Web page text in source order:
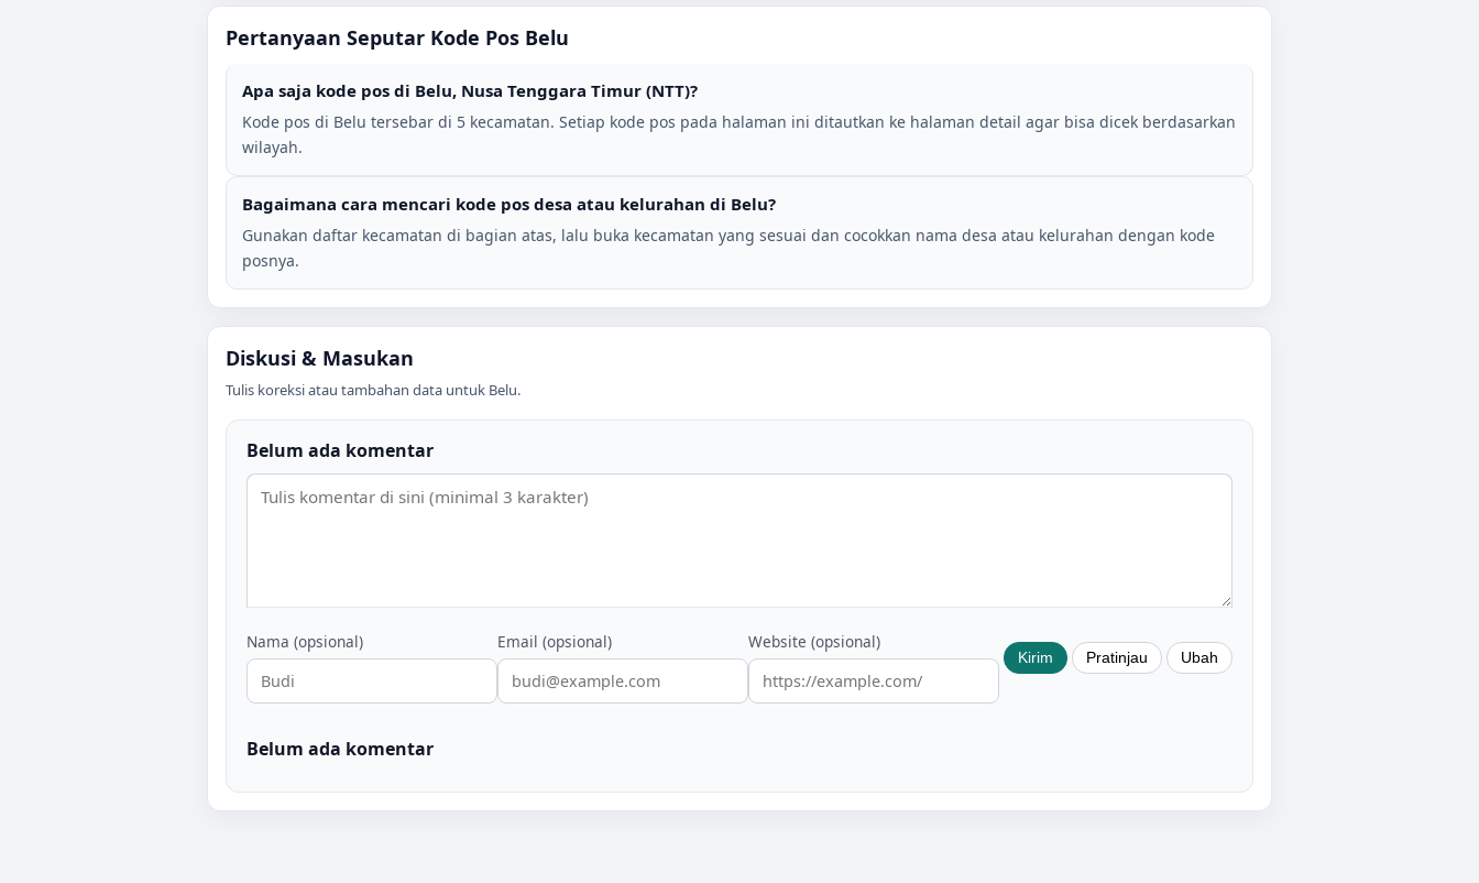
Pertanyaan Seputar Kode Pos Belu
Apa saja kode pos di Belu, Nusa Tenggara Timur (NTT)?
Kode pos di Belu tersebar di 5 kecamatan. Setiap kode pos pada halaman ini ditautkan ke halaman detail agar bisa dicek berdasarkan
wilayah.
Bagaimana cara mencari kode pos desa atau kelurahan di Belu?
Gunakan daftar kecamatan di bagian atas, lalu buka kecamatan yang sesuai dan cocokkan nama desa atau kelurahan dengan kode
posnya.
Diskusi & Masukan
Tulis koreksi atau tambahan data untuk Belu.
Belum ada komentar
Nama (opsional) Email (opsional) Website (opsional)
Belum ada komentar